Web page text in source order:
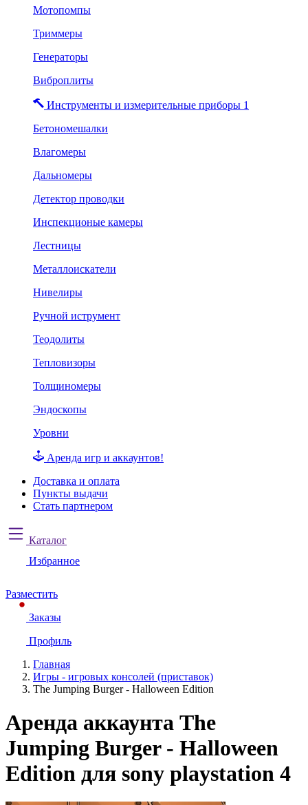
Мотопомпы
Триммеры
Генераторы
Виброплиты
Инструменты и измерительные приборы 1
Бетономешалки
Влагомеры
Дальномеры
Детектор проводки
Инспекционые камеры
Лестницы
Металлоискатели
Нивелиры
Ручной иструмент
Теодолиты
Тепловизоры
Толщиномеры
Эндоскопы
Уровни
Аренда игр и аккаунтов!
Доставка и оплата
Пункты выдачи
Стать партнером
Каталог
Избранное
Разместить
Заказы
Профиль
Главная
Игры - игровых консолей (приставок)
The Jumping Burger - Halloween Edition
Аренда аккаунта The
Jumping Burger - Halloween
Edition для sony playstation 4